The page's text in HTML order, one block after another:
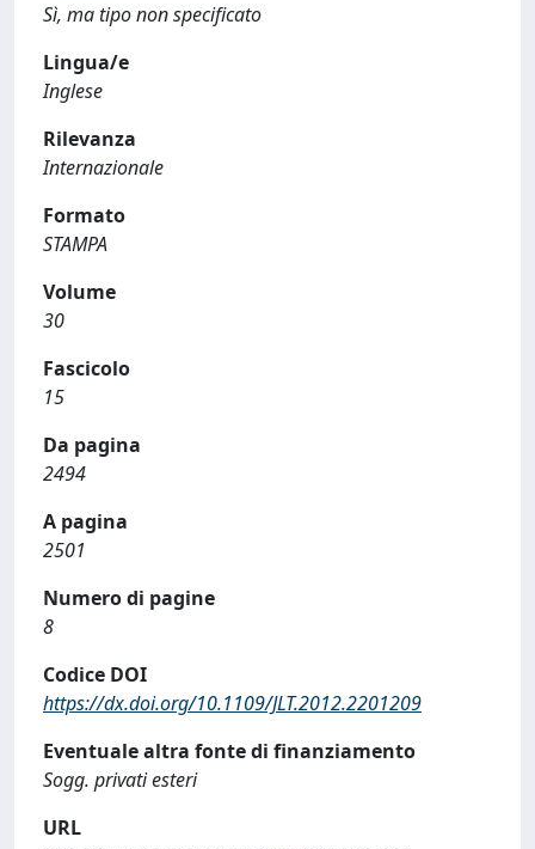
Sì, ma tipo non specificato
Lingua/e
Inglese
Rilevanza
Internazionale
Formato
STAMPA
Volume
30
Fascicolo
15
Da pagina
2494
A pagina
2501
Numero di pagine
8
Codice DOI
https://dx.doi.org/10.1109/JLT.2012.2201209
Eventuale altra fonte di finanziamento
Sogg. privati esteri
URL